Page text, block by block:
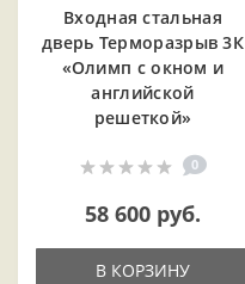
Входная cтальная
дверь Терморазрыв 3К
«Олимп с окном и
английской
решеткой»
0
58 600 руб.
В КОРЗИНУ